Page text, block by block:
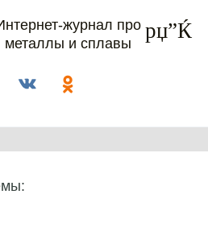
журнал про
металлы и сплавы